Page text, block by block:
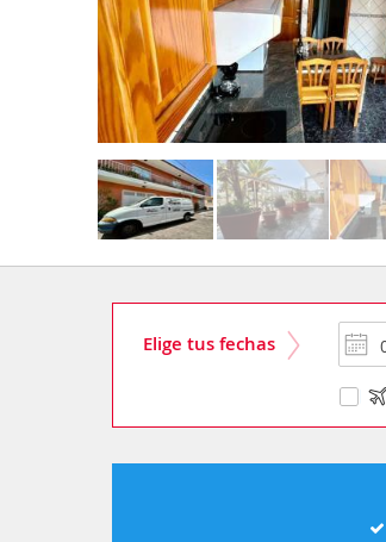
Elige tus fechas